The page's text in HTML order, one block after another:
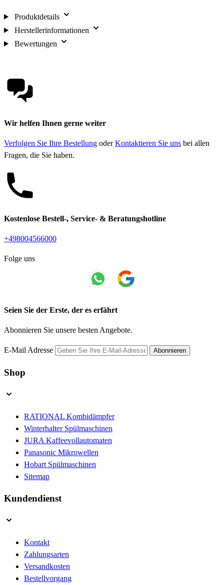
Produktdetails
Herstellerinformationen
Bewertungen
Wir helfen Ihnen gerne weiter
Verfolgen Sie Ihre Bestellung oderKontaktieren Sie uns bei allen
Fragen, die Sie haben.
Kostenlose Bestell-, Service- & Beratungshotline
+498004566000
Folge uns
Seien Sie der Erste, der es erfährt
Abonnieren Sie unsere besten Angebote.
E-Mail Adresse Abonnieren
Shop
RATIONAL Kombidämpfer
Winterhalter Spülmaschinen
JURA Kaffeevollautomaten
Panasonic Mikrowellen
Hobart Spülmaschinen
Sitemap
Kundendienst
Kontakt
Zahlungsarten
Versandkosten
Bestellvorgang